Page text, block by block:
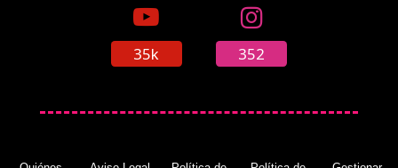
35k 352